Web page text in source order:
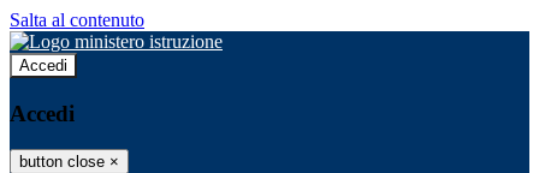
Salta al contenuto
Accedi
Accedi
button close ×